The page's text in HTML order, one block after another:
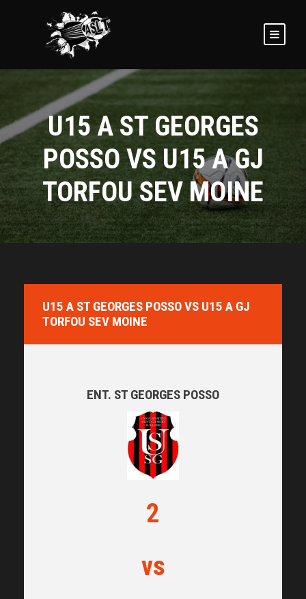
U15 A ST GEORGES
POSSO VS U15 A GJ
TORFOU SEV MOINE
U15 A ST GEORGES POSSO VS U15 A GJ
TORFOU SEV MOINE
ENT. ST GEORGES POSSO
2
vs